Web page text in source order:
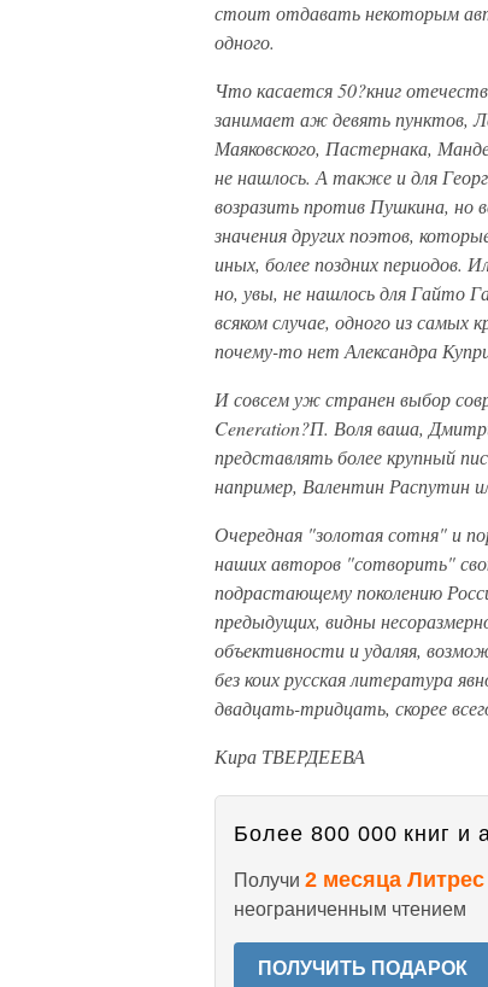
стоит отдавать некоторым
одного.
Что касается 50?книг
занимает аж девять пунктов,
Маяковского, Пастернака,
не нашлось. А также и для
возразить против Пушкина, но
значения других поэтов,
иных, более поздних периодов.
но, увы, не нашлось для Гайто
всяком случае, одного из самых
почему-то нет Александра
И совсем уж странен выбор
Ceneration?П. Воля ваша,
представлять более крупный
например, Валентин Распутин
Очередная "золотая сотня" и
наших авторов "сотворить"
подрастающему поколению
предыдущих, видны
объективности и удаляя,
без коих русская литература
двадцать-тридцать, скорее
Кира ТВЕРДЕЕВА
Более 800 000 книг и
Получи 2 месяца
неограниченным чтением
ПОЛУЧИТЬ ПОДАРОК